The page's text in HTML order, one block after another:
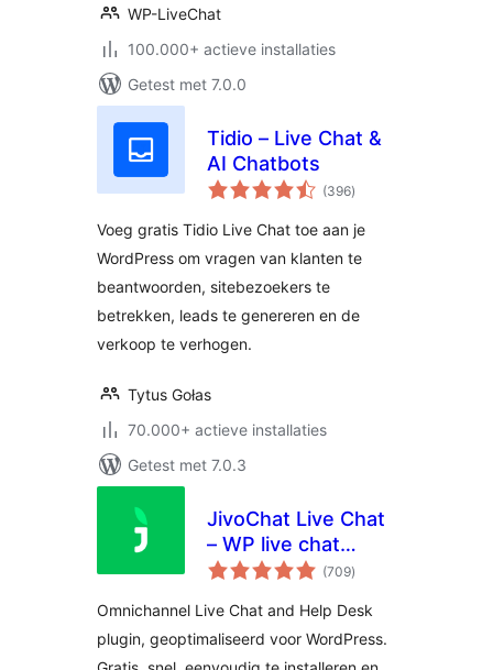
WP-LiveChat
100.000+ actieve installaties
Getest met 7.0.0
Tidio – Live Chat &
AI Chatbots
(396totaal
waarderingen
)
Voeg gratis Tidio Live Chat toe aan je
WordPress om vragen van klanten te
beantwoorden, sitebezoekers te
betrekken, leads te genereren en de
verkoop te verhogen.
Tytus Gołas
70.000+ actieve installaties
Getest met 7.0.3
JivoChat Live Chat
– WP live chat
plugin for
(709totaal
waarderingen
)
Omnichannel Live Chat and Help Desk
plugin, geoptimaliseerd voor WordPress.